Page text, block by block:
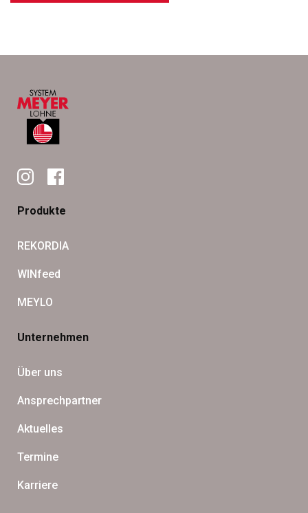
Produkte
REKORDIA
WIN­feed
MEYLO
Unternehmen
Über uns
Ansprech­part­ner
Aktu­el­les
Ter­mine
Kar­riere